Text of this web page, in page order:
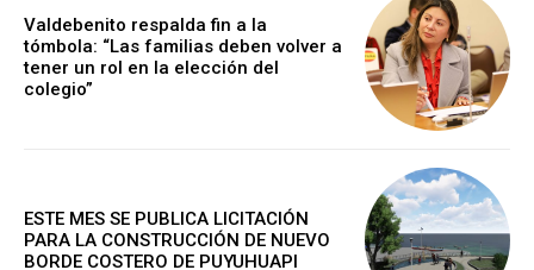
Valdebenito respalda fin a la
tómbola: “Las familias deben volver a
tener un rol en la elección del
colegio”
ESTE MES SE PUBLICA LICITACIÓN
PARA LA CONSTRUCCIÓN DE NUEVO
BORDE COSTERO DE PUYUHUAPI